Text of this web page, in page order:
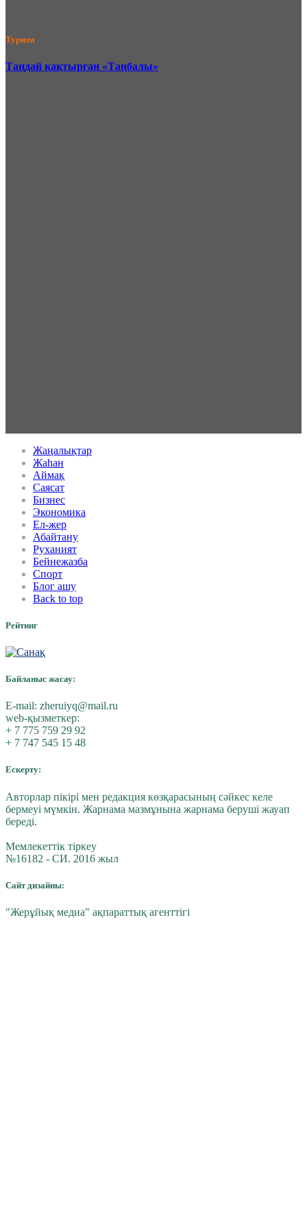
Туризм
Таңдай қақтырған «Таңбалы»
Жаңалықтар
Жаһан
Аймақ
Саясат
Бизнес
Экономика
Ел-жер
Абайтану
Руханият
Бейнежазба
Спорт
Блог ашу
Back to top
Рейтинг
Байланыс жасау:
E-mail: zheruiyq@mail.ru
web-қызметкер:
+ 7 775 759 29 92
+ 7 747 545 15 48
Ескерту:
Авторлар пікірі мен редакция көзқарасының сәйкес келе
бермеуі мүмкін. Жарнама мазмұнына жарнама беруші жауап
береді.
Мемлекеттік тіркеу
№16182 - СИ. 2016 жыл
Сайт дизайны:
"Жерұйық медиа" ақпараттық агенттігі